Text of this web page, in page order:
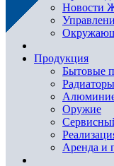
Новости
Продукция
Бытовые
Оружие
Аренда и